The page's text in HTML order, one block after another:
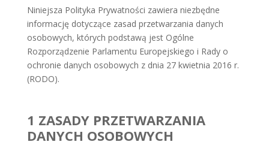
Niniejsza Polityka Prywatności zawiera niezbędne
informację dotyczące zasad przetwarzania danych
osobowych, których podstawą jest Ogólne
Rozporządzenie Parlamentu Europejskiego i Rady o
ochronie danych osobowych z dnia 27 kwietnia 2016 r.
(RODO).
1 ZASADY PRZETWARZANIA
DANYCH OSOBOWYCH